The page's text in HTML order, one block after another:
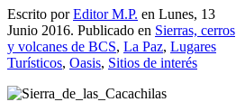
Escrito porEditor M.P. en Lunes, 13
Junio 2016. Publicado en Sierras, cerros
y volcanes de BCS, La Paz, Lugares
Turísticos, Oasis, Sitios de interés